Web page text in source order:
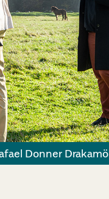
Donner